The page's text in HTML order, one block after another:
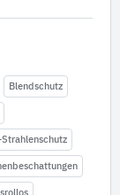
Blendschutz
Strahlenschutz